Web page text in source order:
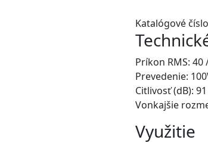
Katalógové
Príkon RMS: 40
Prevedenie:
Citlivosť (dB):
Vonkajšie
Využitie